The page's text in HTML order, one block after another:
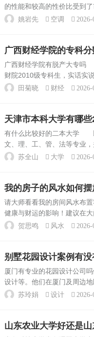
的性能和较高的性价比受到
效果显著。此外，格力作为
姚岩先 空调 2026-
广西财经学院的专科
广西财经学院有脱产大专吗
财院2010级专科生，实话实
向，现在防城港校区的启用
田菊晓 财经 2026-
天津市本科大学有哪
有什么比较好的二本大学
文、理、工、管、法等专业
科建设高校，以人才培养、
苏全山 大学 2026-
我的房子的风水如何
请大师看看我的房间风水布
健康与财运的影响！建议在
上桃木葫芦为佳！几个卧室
贺思鸣 风水 2026-
别墅花园设计案例有
厦门有专业的花园设计公司
设计等。他们在厦门及周边
专业水平和实践经验，可以
苏玲娟 设计 2026-
山东农业大学好还是